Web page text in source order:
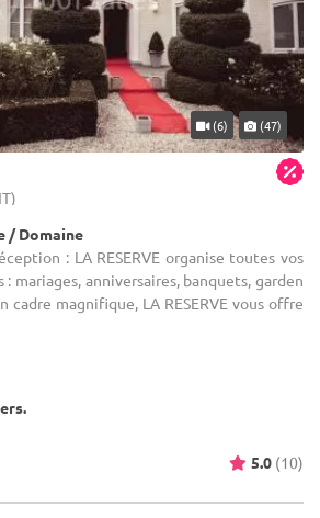
(6) (47)
/ Domaine
: LA RESERVE organise toutes vos
mariages, anniversaires, banquets, garden
cadre magnifique, LA RESERVE vous offre
5.0 (10)